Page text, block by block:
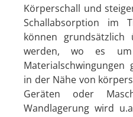
Körperschall und
Schallabsorption im
können
werden, wo es
Materialschwingungen
in der Nähe von
Geräten oder
Wandlagerung wird